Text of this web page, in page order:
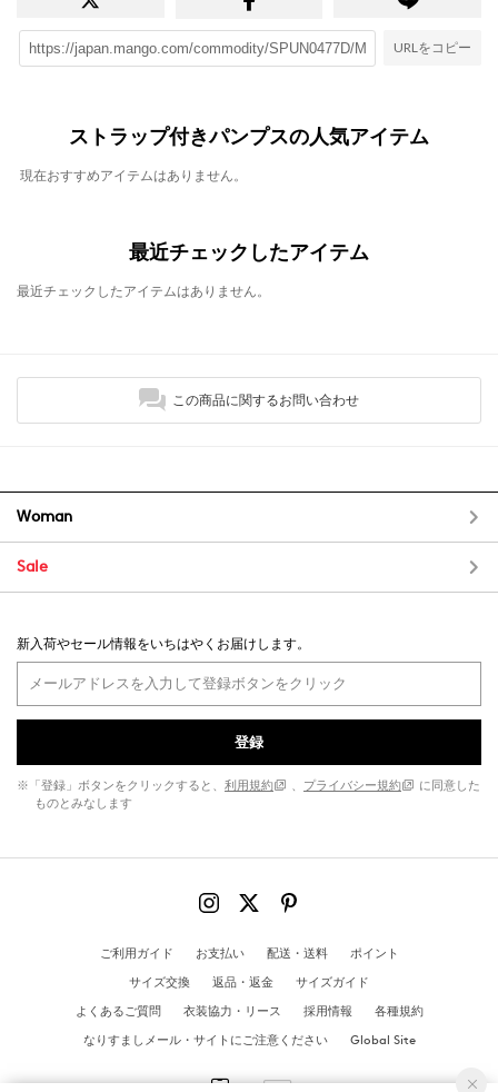
URLをコピー
ストラップ付きパンプスの人気アイテム
現在おすすめアイテムはありません。
最近チェックしたアイテム
最近チェックしたアイテムはありません。
この商品に関するお問い合わせ
Woman
Sale
新入荷やセール情報をいちはやくお届けします。
登録
※「登録」ボタンをクリックすると、 利用規約 、 プライバシー規約
に同意した
ものとみなします
ご利用ガイド お支払い 配送・送料
ポイント
サイズ交換
返品・返金
サイズガイド
よくあるご質問
衣装協力・リース 採用情報
各種規約
なりすましメール・サイトにご注意ください
Global Site